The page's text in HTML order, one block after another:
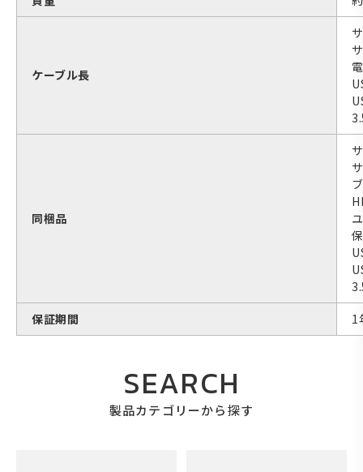
ケーブル長
同梱品
保証期間
1
SEARCH
製品カテゴリーから探す